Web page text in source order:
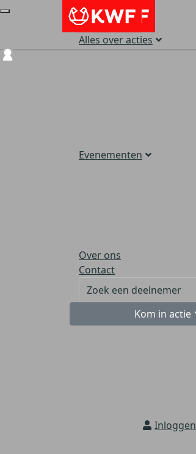
Alles over acties
Evenementen
Over ons
Contact
Kom in actie
Inloggen